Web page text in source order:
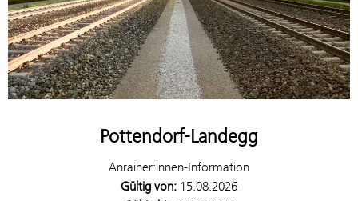
Pottendorf-Landegg
Anrainer:innen-Information
Gültig von: 15.08.2026